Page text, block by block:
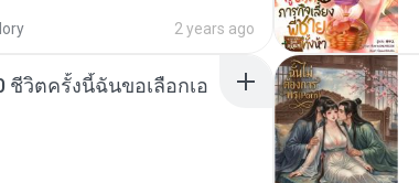
2 years ago
ชีวิตครั้งนี้ฉันขอเลือกเอ